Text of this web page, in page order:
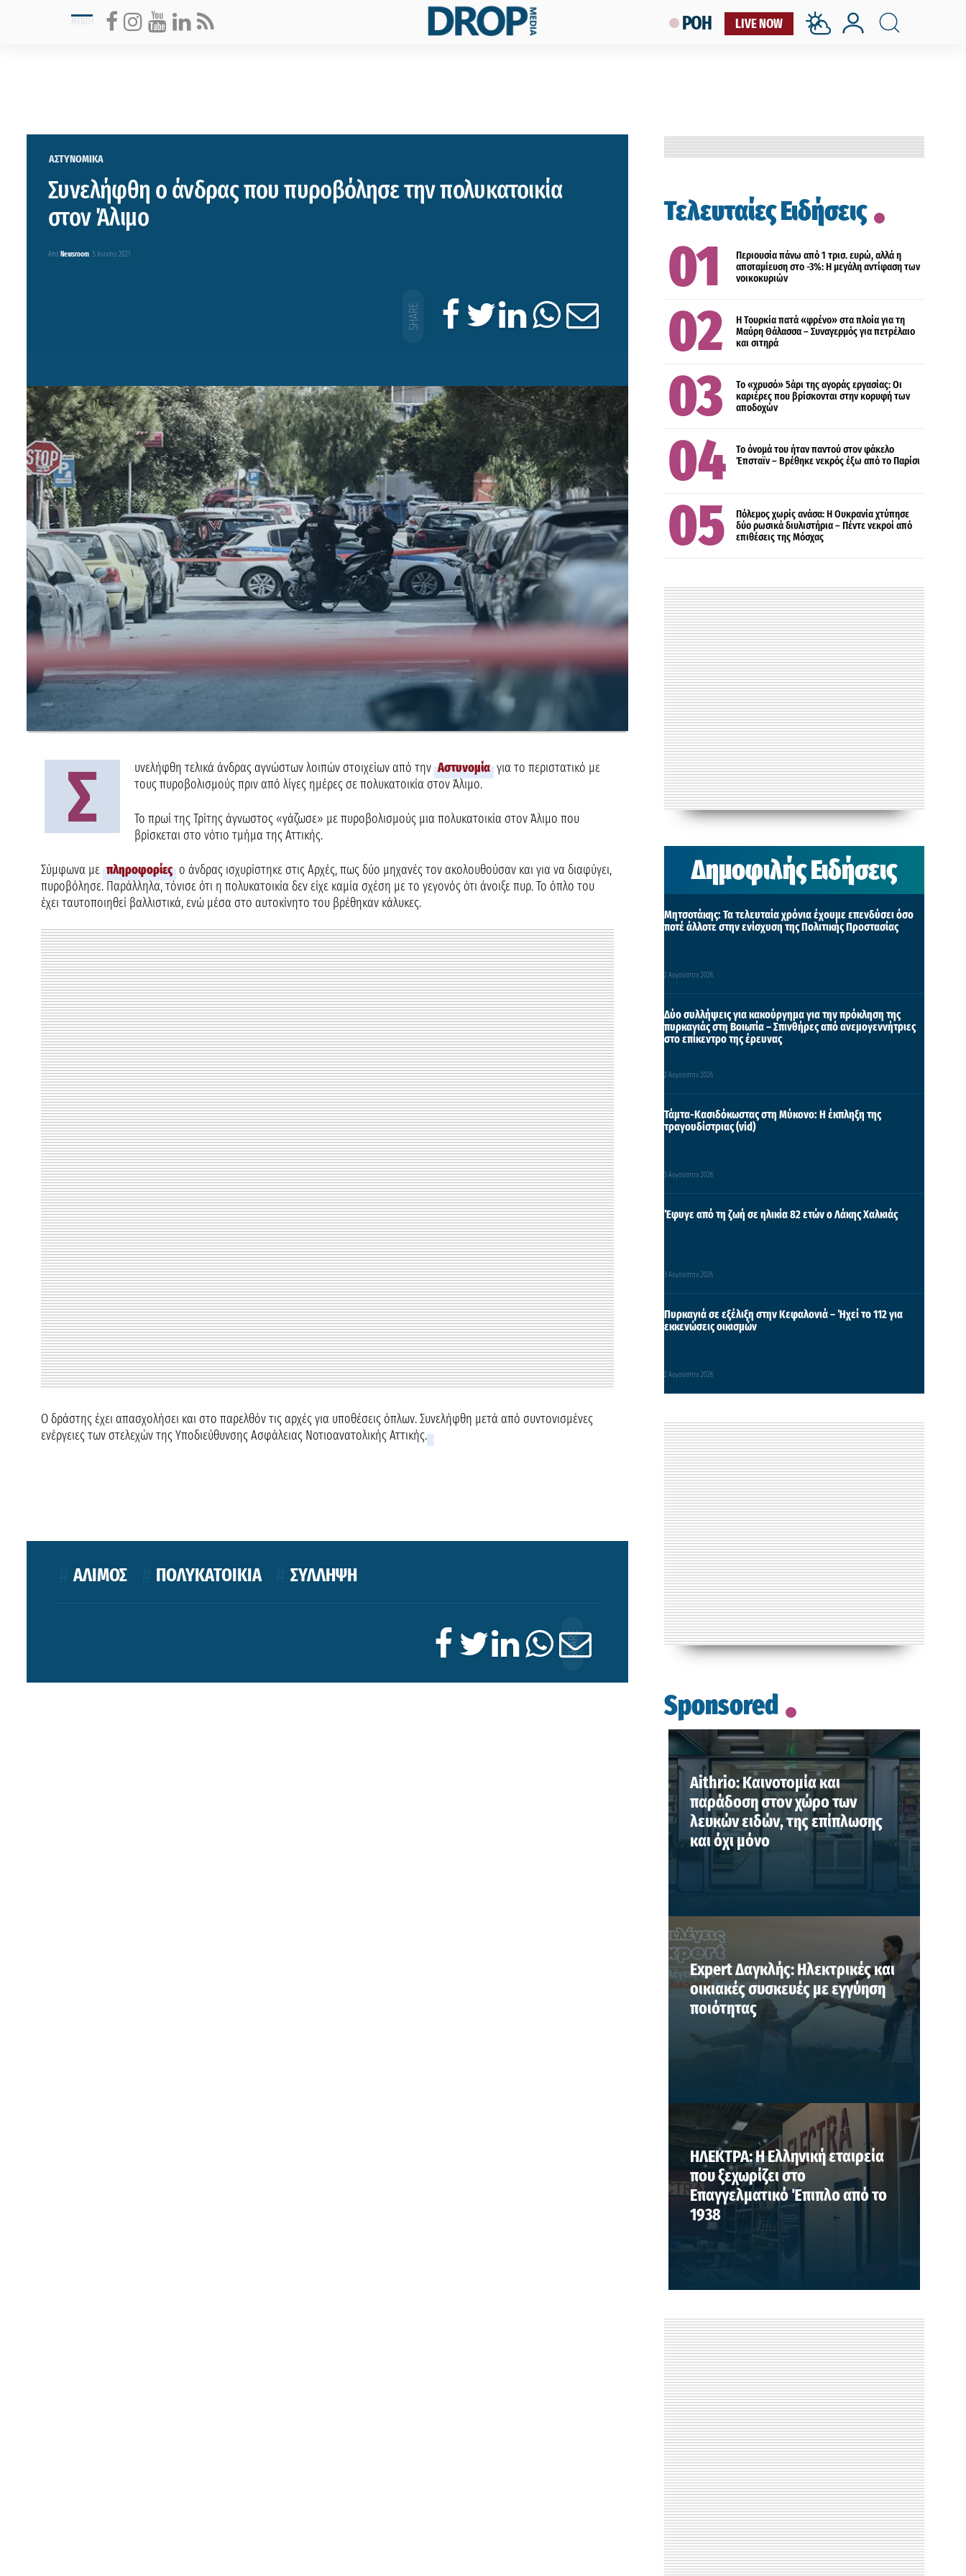
LIVE NOW
ΡΟΗ
ΑΣΤΥΝΟΜΙΚΑ
Συνελήφθη ο άνδρας που πυροβόλησε την πολυκατοικία
στον Άλιμο
Από Newsroom 5 Ιουνίου 2021
Σ υνελήφθη τελικά άνδρας αγνώστων λοιπών στοιχείων από την Αστυνομία για το περιστατικό με
τους πυροβολισμούς πριν από λίγες ημέρες σε πολυκατοικία στον Άλιμο.
Το πρωί της Τρίτης άγνωστος «γάζωσε» με πυροβολισμούς μια πολυκατοικία στον Άλιμο που
βρίσκεται στο νότιο τμήμα της Αττικής.
Σύμφωνα με πληροφορίες ο άνδρας ισχυρίστηκε στις Αρχές, πως δύο μηχανές τον ακολουθούσαν και για να διαφύγει,
πυροβόλησε. Παράλληλα, τόνισε ότι η πολυκατοικία δεν είχε καμία σχέση με το γεγονός ότι άνοιξε πυρ. Το όπλο του
έχει ταυτοποιηθεί βαλλιστικά, ενώ μέσα στο αυτοκίνητο του βρέθηκαν κάλυκες.
Ο δράστης έχει απασχολήσει και στο παρελθόν τις αρχές για υποθέσεις όπλων. Συνελήφθη μετά από συντονισμένες
ενέργειες των στελεχών της Υποδιεύθυνσης Ασφάλειας Νοτιοανατολικής Αττικής.
ΑΛΙΜΟΣ ΠΟΛΥΚΑΤΟΙΚΙΑ ΣΥΛΛΗΨΗ
Τελευταίες Ειδήσεις
Περιουσία πάνω από 1 τρισ. ευρώ, αλλά η
αποταμίευση στο -3%: Η μεγάλη αντίφαση των
νοικοκυριών
ΟΙΚΟΝΟΜΙΑ
Η Τουρκία πατά «φρένο» στα πλοία για τη
Μαύρη Θάλασσα – Συναγερμός για πετρέλαιο
και σιτηρά
ΟΙΚΟΝΟΜΙΑ
Το «χρυσό» 5άρι της αγοράς εργασίας: Οι
καριέρες που βρίσκονται στην κορυφή των
αποδοχών
ΔΙΕΘΝΗ
Το όνομά του ήταν παντού στον φάκελο
Έπσταϊν – Βρέθηκε νεκρός έξω από το Παρίσι
ΔΙΕΘΝΗ
Πόλεμος χωρίς ανάσα: Η Ουκρανία χτύπησε
δύο ρωσικά διυλιστήρια – Πέντε νεκροί από
επιθέσεις της Μόσχας
Δημοφιλής Ειδήσεις
Μητσοτάκης: Τα τελευταία χρόνια έχουμε επενδύσει όσο
ποτέ άλλοτε στην ενίσχυση της Πολιτικής Προστασίας
2 Αυγούστου 2026
Δύο συλλήψεις για κακούργημα για την πρόκληση της
πυρκαγιάς στη Βοιωτία – Σπινθήρες από ανεμογεννήτριες
στο επίκεντρο της έρευνας
2 Αυγούστου 2026
Τάμτα-Κασιδόκωστας στη Μύκονο: Η έκπληξη της
τραγουδίστριας (vid)
3 Αυγούστου 2026
Έφυγε από τη ζωή σε ηλικία 82 ετών ο Λάκης Χαλκιάς
3 Αυγούστου 2026
Πυρκαγιά σε εξέλιξη στην Κεφαλονιά – Ήχεί το 112 για
εκκενώσεις οικισμών
2 Αυγούστου 2026
Sponsored
Aithrio: Καινοτομία και
παράδοση στον χώρο των
λευκών ειδών, της επίπλωσης
και όχι μόνο
Expert Δαγκλής: Ηλεκτρικές και
οικιακές συσκευές με εγγύηση
ποιότητας
ΗΛΕΚΤΡΑ: Η Ελληνική εταιρεία
που ξεχωρίζει στο
Επαγγελματικό Έπιπλο από το
1938